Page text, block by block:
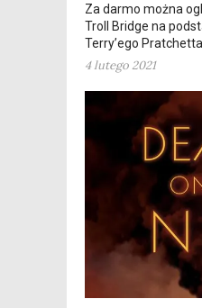
Za darmo można
Troll Bridge na
Terry’ego Pratchetta
4 lutego 2021